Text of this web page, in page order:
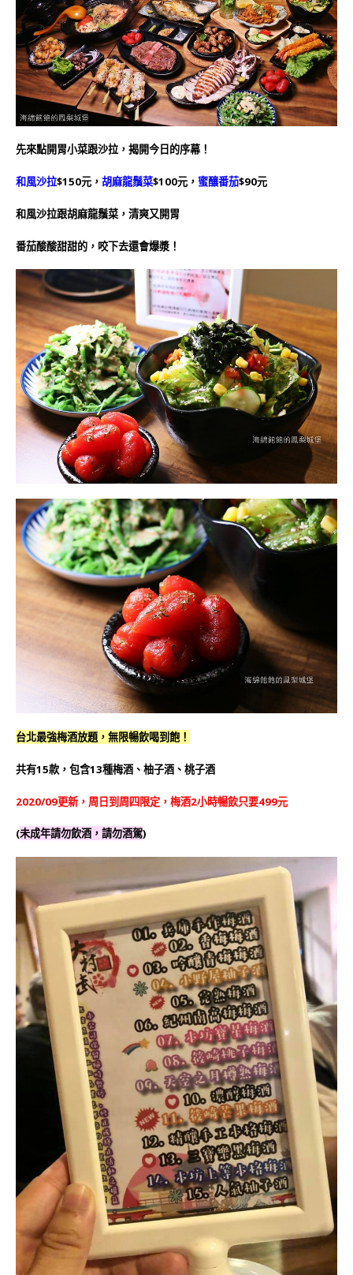
先來點開胃小菜跟沙拉，揭開今日的序幕！
和風沙拉$150元， 胡麻龍鬚菜$100元， 蜜釀番茄$90元
和風沙拉跟胡麻龍鬚菜，清爽又開胃
番茄酸酸甜甜的，咬下去還會爆漿！
台北最強梅酒放題，無限暢飲喝到飽！
共有15款，包含13種梅酒、柚子酒、桃子酒
2020/09更新，周日到周四限定，梅酒2小時暢飲只要499元
(未成年請勿飲酒，請勿酒駕)